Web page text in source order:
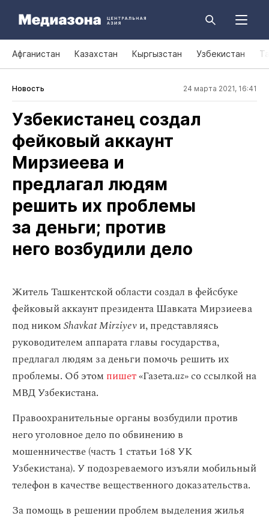
Афганистан Казахстан Кыргызстан Узбекистан
Новость 24 марта 2021, 16:41
Узбекистанец создал
фейковый аккаунт
Мирзиеева и
предлагал людям
решить их проблемы
за деньги; против
него возбудили дело
Житель Ташкентской области создал в фейсбуке
фейковый аккаунт президента Шавката Мирзиеева
под никомShavkat Mirziyevи, представляясь
руководителем аппарата главы государства,
предлагал людям за деньги помочь решить их
проблемы. Об этом пишет«Газета.uz» со ссылкой на
МВД Узбекистана.
Правоохранительные органы возбудили против
него уголовное дело по обвинению в
мошенничестве (часть 1 статьи 168 УК
Узбекистана). У подозреваемого изъяли мобильный
телефон в качестве вещественного доказательства.
За помощь в решении проблем выделения жилья